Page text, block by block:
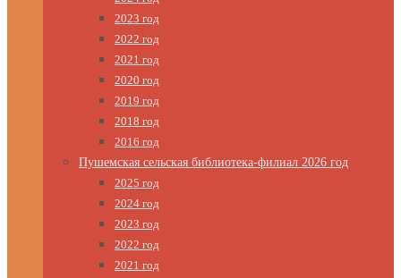
2023 год
2022 год
2021 год
2020 год
2019 год
2018 год
2016 год
Пушемская сельская библиотека-филиал 2026 год
2025 год
2024 год
2023 год
2022 год
2021 год